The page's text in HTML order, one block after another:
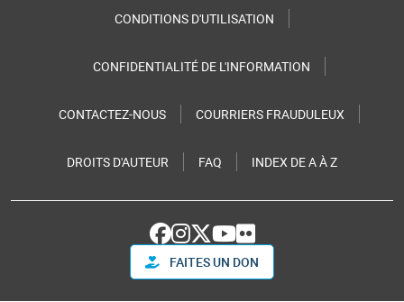
CONDITIONS D'UTILISATION
CONFIDENTIALITÉ DE L'INFORMATION
CONTACTEZ-NOUS COURRIERS FRAUDULEUX
DROITS D'AUTEUR FAQ INDEX DE A À Z
FAITES UN DON